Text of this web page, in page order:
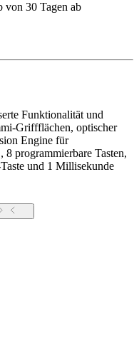
von 30 Tagen ab
Funktionalität und
Griffflächen, optischer
Engine für
programmierbare Tasten,
und 1 Millisekunde